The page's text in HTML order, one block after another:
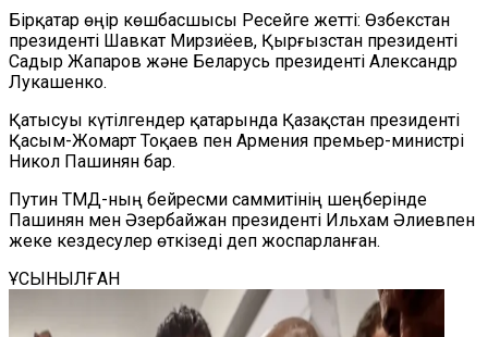
Бірқатар өңір көшбасшысы Ресейге жетті: Өзбекстан
президенті Шавкат Мирзиёев, Қырғызстан президенті
Садыр Жапаров және Беларусь президенті Александр
Лукашенко.
Қатысуы күтілгендер қатарында Қазақстан президенті
Қасым-Жомарт Тоқаев пен Армения премьер-министрі
Никол Пашинян бар.
Путин ТМД-ның бейресми саммитінің шеңберінде
Пашинян мен Әзербайжан президенті Ильхам Әлиевпен
жеке кездесулер өткізеді деп жоспарланған.
ҰСЫНЫЛҒАН